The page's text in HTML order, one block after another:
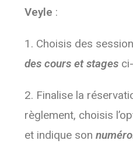
Veyle :
1. Choisis des
des cours et stages
2. Finalise la
règlement, choisis
et indique son